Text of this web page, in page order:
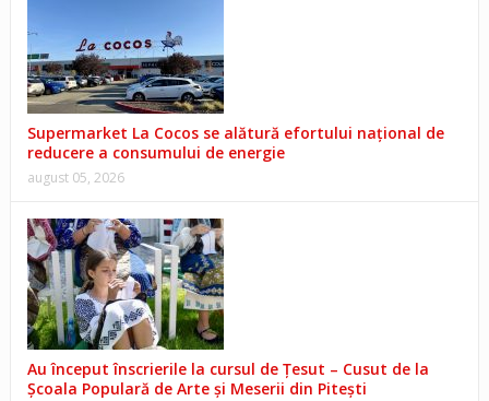
Supermarket La Cocos se alătură efortului național de
reducere a consumului de energie
august 05, 2026
Au început înscrierile la cursul de Țesut – Cusut de la
Școala Populară de Arte și Meserii din Pitești